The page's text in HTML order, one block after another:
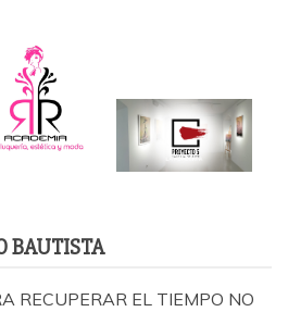
BAUTISTA
RECUPERAR EL TIEMPO NO